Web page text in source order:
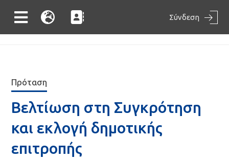
Σύνδεση
Πρόταση
Βελτίωση στη Συγκρότηση
και εκλογή δημοτικής
επιτροπής